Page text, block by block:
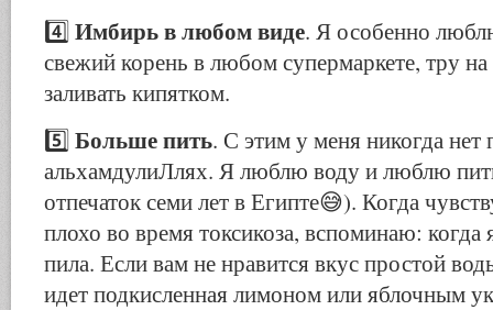
4️⃣Имбирь в любом виде. Я особенно
свежий корень в любом супермаркете, тру
заливать кипятком.
5️⃣Больше пить. С этим у меня никогда нет
альхамдулиЛлях. Я люблю воду и люблю
отпечаток семи лет в Египте😅). Когда
плохо во время токсикоза, вспоминаю: когда
пила. Если вам не нравится вкус простой
идет подкисленная лимоном или яблочным